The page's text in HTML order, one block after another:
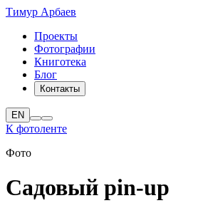
Тимур Арбаев
Проекты
Фотографии
Книготека
Блог
Контакты
EN
К фотоленте
Фото
Садовый pin-up